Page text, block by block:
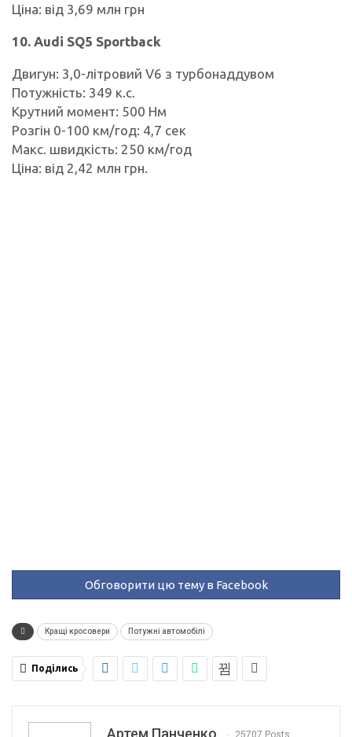
Ціна: від 3,69 млн грн
10. Audi SQ5 Sportback
Двигун: 3,0-літровий V6 з турбонаддувом
Потужність: 349 к.с.
Крутний момент: 500 Нм
Розгін 0-100 км/год: 4,7 сек
Макс. швидкість: 250 км/год
Ціна: від 2,42 млн грн.
Обговорити цю тему в Facebook
Кращі кросовери Потужні автомобілі
Поділись
Артем Панченко